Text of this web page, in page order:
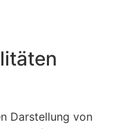
Darstellung von